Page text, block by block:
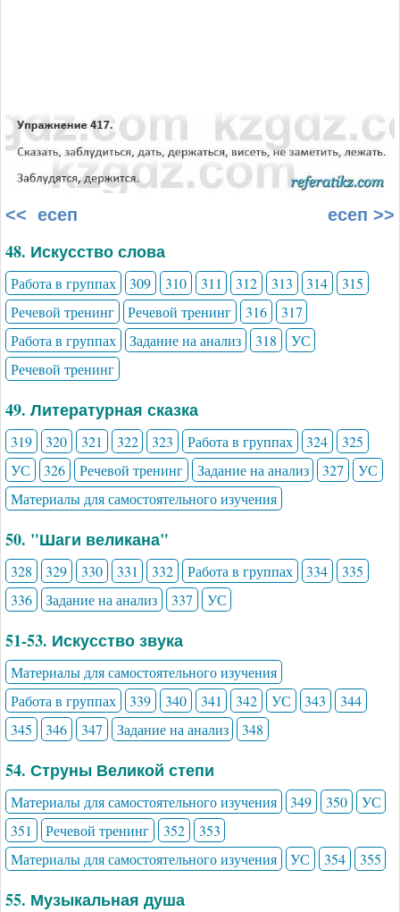
<< есеп есеп >>
48. Искусство слова
Работа в группах 309 310 311 312 313 314
315
Речевой тренинг
Речевой тренинг 316
317
Работа в группах
Задание на анализ 318
УС
Речевой тренинг
49. Литературная сказка
319 320 321 322 323 Работа в группах 324
325
УС
326 Речевой тренинг Задание на анализ 327
УС
Материалы для самостоятельного изучения
50. "Шаги великана"
328 329 330 331 332 Работа в группах 334
335
336
Задание на анализ 337 УС
51-53. Искусство звука
Материалы для самостоятельного изучения
Работа в группах
339 340 341 342 УС 343
344
345
346 347 Задание на анализ 348
54. Струны Великой степи
Материалы для самостоятельного изучения 349 350
УС
351
Речевой тренинг 352
353
Материалы для самостоятельного изучения
УС 354 355
55. Музыкальная душа